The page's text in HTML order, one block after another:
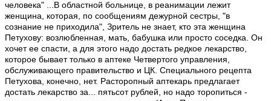
человека" ...В областной больнице, в реанимации лежит
женщина, которая, по сообщениям дежурной сестры, "в
сознание не приходила", Зритель не знает, кто эта женщина
Петухову: возлюбленная, мать, бабушка или просто соседка. Он
хочет ее спасти, а для этого надо достать редкое лекарство,
которое бывает только в аптеке Четвертого управления,
обслуживающего правительство и ЦК. Специального рецепта
Петухова, конечно, нет. Расторопный аптекарь предлагает
достать лекарство за... пятьсот рублей, но надо торопиться -